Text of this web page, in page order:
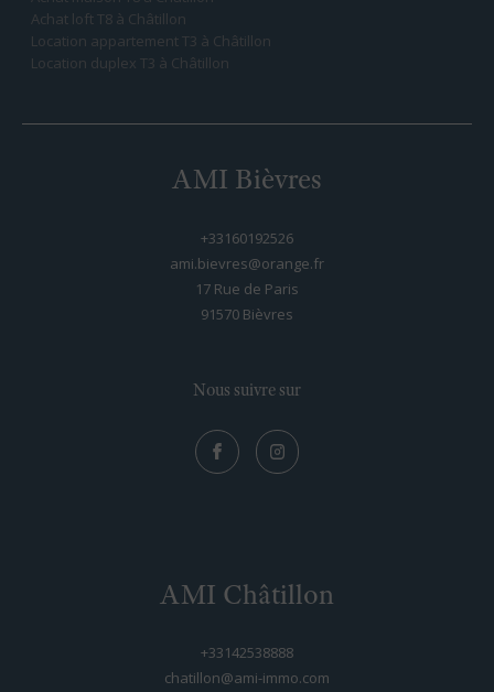
Achat loft T8 à Châtillon
Location appartement T3 à Châtillon
Location duplex T3 à Châtillon
AMI Bièvres
+33160192526
ami.bievres@orange.fr
17 Rue de Paris
91570
bièvres
Nous suivre sur
AMI Châtillon
+33142538888
chatillon@ami-immo.com